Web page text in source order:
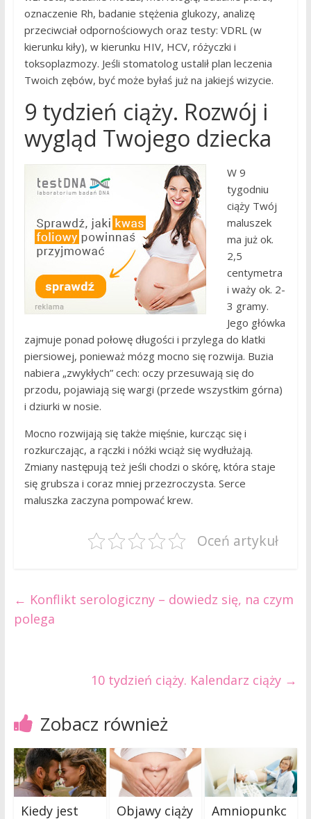
oznaczenie Rh, badanie stężenia glukozy, analizę
przeciwciał odpornościowych oraz testy: VDRL (w
kierunku kiły), w kierunku HIV, HCV, różyczki i
toksoplazmozy. Jeśli stomatolog ustalił plan leczenia
Twoich zębów, być może byłaś już na jakiejś wizycie.
9 tydzień ciąży. Rozwój i
wygląd Twojego dziecka
W 9
tygodniu
ciąży Twój
maluszek
ma już ok.
2,5
centymetra
i waży ok. 2-
3 gramy.
Jego główka
zajmuje ponad połowę długości i przylega do klatki
piersiowej, ponieważ mózg mocno się rozwija. Buzia
nabiera „zwykłych” cech: oczy przesuwają się do
przodu, pojawiają się wargi (przede wszystkim górna)
i dziurki w nosie.
Mocno rozwijają się także mięśnie, kurcząc się i
rozkurczając, a rączki i nóżki wciąż się wydłużają.
Zmiany następują też jeśli chodzi o skórę, która staje
się grubsza i coraz mniej przezroczysta. Serce
maluszka zaczyna pompować krew.
Oceń artykuł
← Konflikt serologiczny – dowiedz się, na czym
polega
10 tydzień ciąży. Kalendarz ciąży →
Zobacz również
Kiedy jest
Objawy ciąży
Amniopunkc